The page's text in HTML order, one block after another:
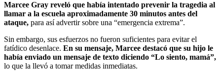
Marcee Gray reveló que había intentado prevenir la tragedia al
llamar a la escuela aproximadamente 30 minutos antes del
ataque, para así advertir sobre una “emergencia extrema”.
Sin embargo, sus esfuerzos no fueron suficientes para evitar el
fatídico desenlace. En su mensaje, Marcee destacó que su hijo le
había enviado un mensaje de texto diciendo “Lo siento, mamá”,
lo que la llevó a tomar medidas inmediatas.